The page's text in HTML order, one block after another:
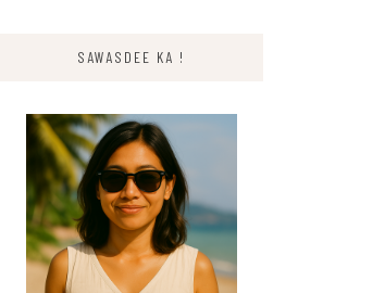
SAWASDEE KA !